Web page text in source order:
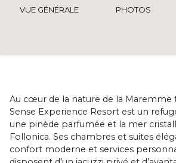
VUE GÉNÉRALE PHOTOS
Au cœur de la nature de la Maremme
Sense Experience Resort est un
une pinède parfumée et la mer
Follonica. Ses chambres et suites
confort moderne et services